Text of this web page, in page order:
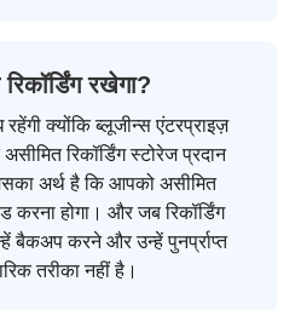
रखेगा?
रहेंगी क्योंकि ब्लूजीन्स एंटरप्राइज़
रिकॉर्डिंग स्टोरेज प्रदान
अर्थ है कि आपको असीमित
करना होगा। और जब रिकॉर्डिंग
बैकअप करने और उन्हें पुनर्प्राप्त
तरीका नहीं है।